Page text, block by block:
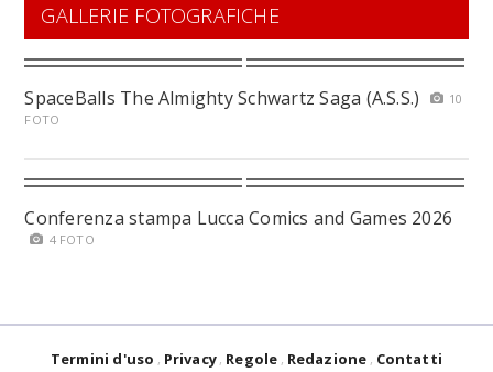
GALLERIE FOTOGRAFICHE
SpaceBalls The Almighty Schwartz Saga (A.S.S.)
10
FOTO
Conferenza stampa Lucca Comics and Games 2026
4 FOTO
Termini d'uso Privacy Regole Redazione Contatti